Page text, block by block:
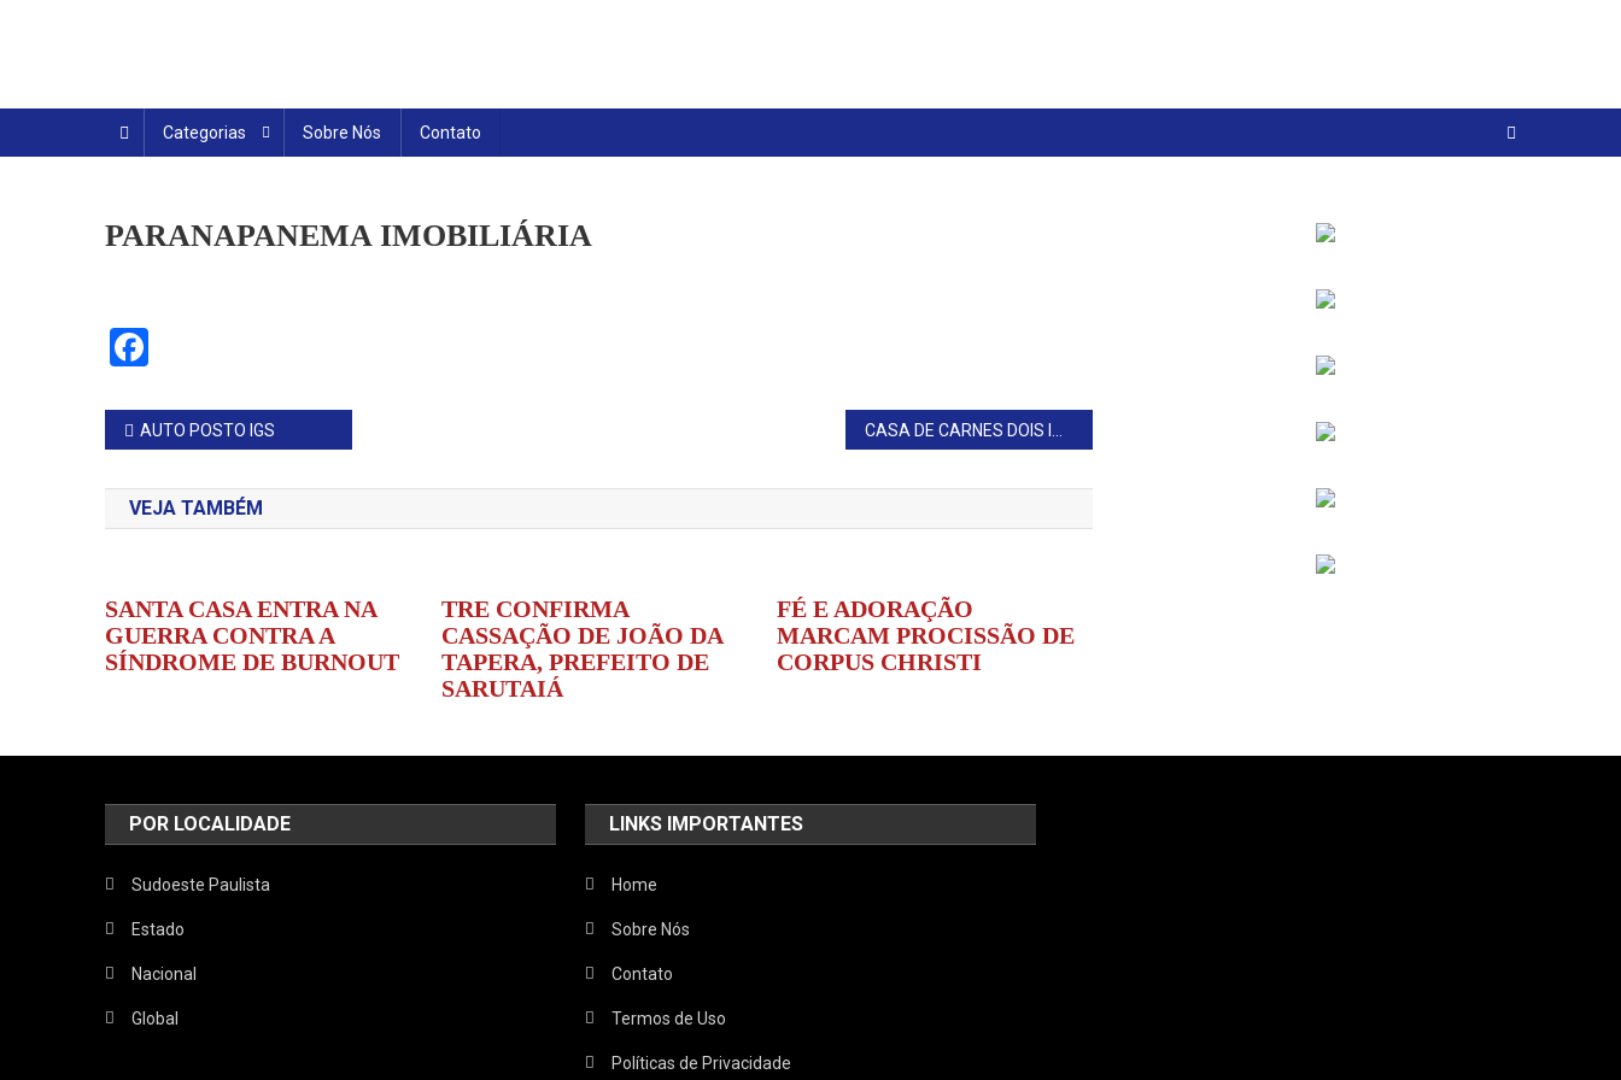
Categorias Sobre Nós Contato
PARANAPANEMA IMOBILIÁRIA
Navegação
de
Post
AUTO POSTO IGS
VEJA TAMBÉM
SANTA CASA ENTRA NA
GUERRA CONTRA A
SÍNDROME DE BURNOUT
TRE CONFIRMA
CASSAÇÃO DE JOÃO DA
TAPERA, PREFEITO DE
SARUTAIÁ
FÉ E ADORAÇÃO
MARCAM PROCISSÃO DE
CORPUS CHRISTI
POR LOCALIDADE
Sudoeste Paulista
Estado
Nacional
Global
LINKS IMPORTANTES
Home
Sobre Nós
Contato
Termos de Uso
Políticas de Privacidade